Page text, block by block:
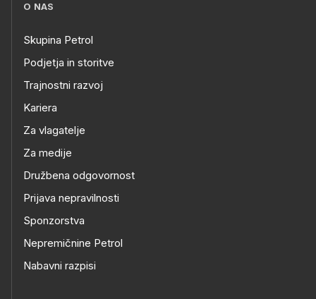
O NAS
Skupina Petrol
Podjetja in storitve
Trajnostni razvoj
Kariera
Za vlagatelje
Za medije
Družbena odgovornost
Prijava nepravilnosti
Sponzorstva
Nepremičnine Petrol
Nabavni razpisi